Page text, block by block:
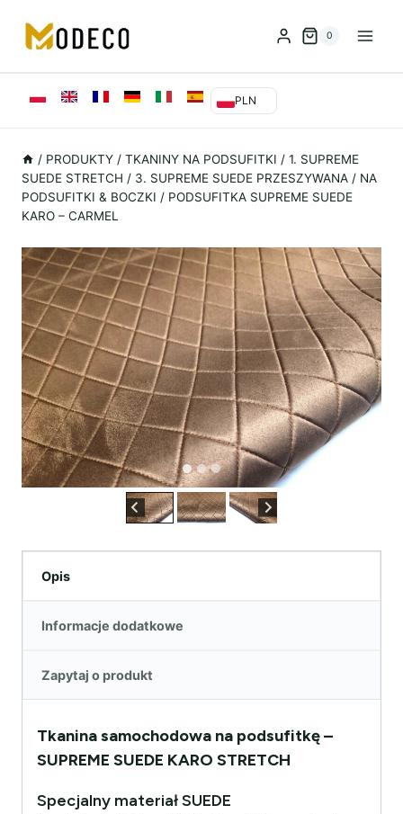
treści
0
PLN
/ PRODUKTY / TKANINY NA PODSUFITKI / 1. SUPREME
SUEDE STRETCH / 3. SUPREME SUEDE PRZESZYWANA / NA
PODSUFITKI & BOCZKI / PODSUFITKA SUPREME SUEDE
KARO – CARMEL
Opis
Informacje dodatkowe
Zapytaj o produkt
Tkanina samochodowa na podsufitkę –
SUPREME SUEDE KARO STRETCH
Specjalny materiał SUEDE